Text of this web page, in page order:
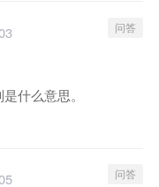
问答
什么意思。
问答